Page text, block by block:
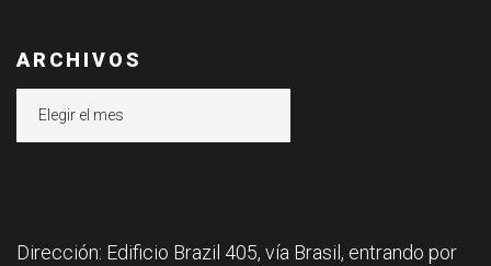
ARCHIVOS
Dirección: Edificio Brazil 405, vía Brasil, entrando por